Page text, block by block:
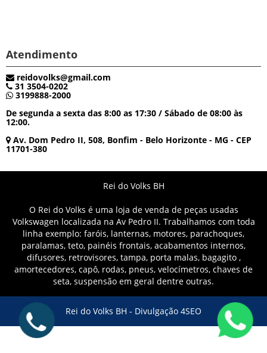
Atendimento
reidovolks@gmail.com
31 3504-0202
3199888-2000
De segunda a sexta das 8:00 as 17:30 / Sábado de 08:00 às
12:00.
Av. Dom Pedro II, 508, Bonfim - Belo Horizonte - MG - CEP
11701-380
Rei do Volks BH
O Rei do Volks é uma loja de venda de peças usadas
Volkswagen localizada na Av Pedro II. Trabalhamos com toda
linha exemplo: faróis, lanternas, motores, parachoques,
paralamas, teto, painéis frontais, acabamentos internos,
difusores, retrovisores, tampa, porta malas, bagagito ,
amortecedores, capô, rodas, pneus, velocímetros, chaves de
seta, suspensão em geral dentre outras.
Rei do Volks BH - Divulgação 4SEO